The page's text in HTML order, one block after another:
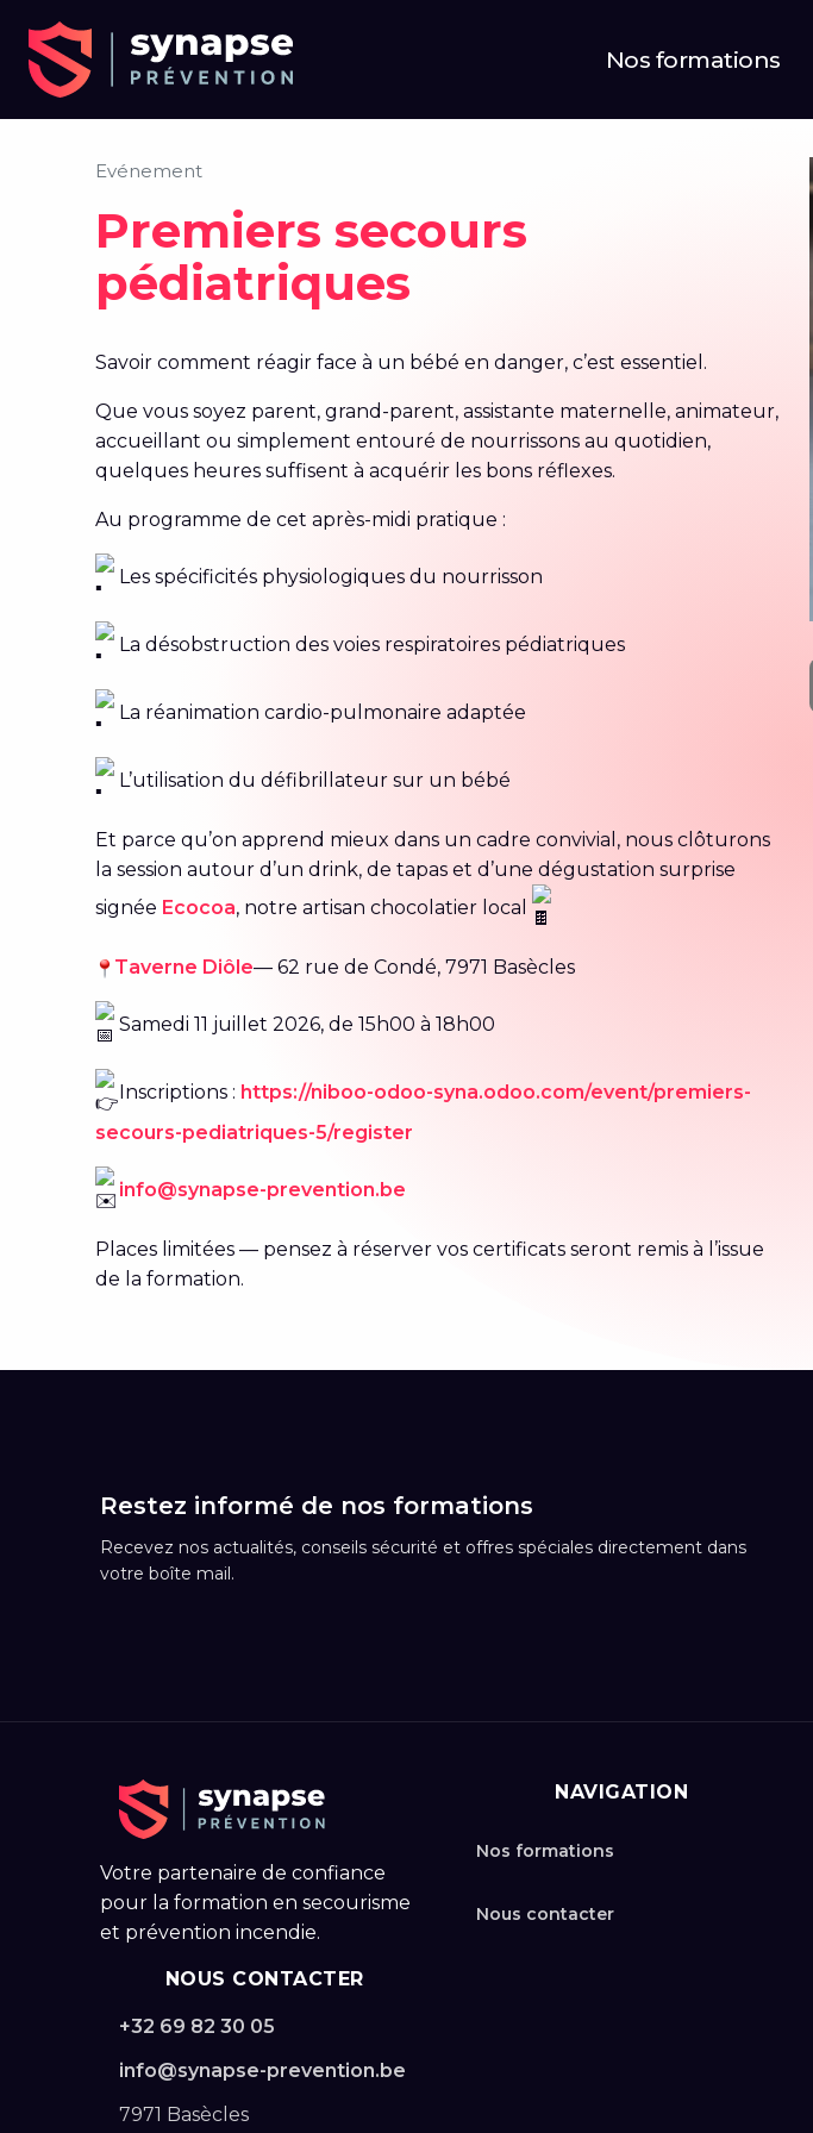
Nos formations
Evénement
Premiers secours
pédiatriques
Savoir comment réagir face à un bébé en danger, c’est essentiel.
Que vous soyez parent, grand-parent, assistante maternelle, animateur,
accueillant ou simplement entouré de nourrissons au quotidien,
quelques heures suffisent à acquérir les bons réflexes.
Au programme de cet après-midi pratique :
Les spécificités physiologiques du nourrisson
La désobstruction des voies respiratoires pédiatriques
La réanimation cardio-pulmonaire adaptée
L’utilisation du défibrillateur sur un bébé
Et parce qu’on apprend mieux dans un cadre convivial, nous clôturons
la session autour d’un drink, de tapas et d’une dégustation surprise
signée Ecocoa, notre artisan chocolatier local
Taverne Diôle— 62 rue de Condé, 7971 Basècles
Samedi 11 juillet 2026, de 15h00 à 18h00
Inscriptions : https://niboo-odoo-syna.odoo.com/event/premiers-
secours-pediatriques-5/register
info@synapse-prevention.be
Places limitées — pensez à réserver vos certificats seront remis à l’issue
de la formation.
Restez informé de nos formations
Recevez nos actualités, conseils sécurité et offres spéciales directement dans
votre boîte mail.
Votre partenaire de confiance
pour la formation en secourisme
et prévention incendie.
NOUS CONTACTER
+32 69 82 30 05
info@synapse-prevention.be
7971 Basècles
NAVIGATION
Nos formations
Nous contacter